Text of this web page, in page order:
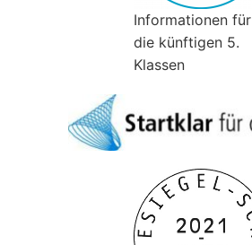
Informationen für
die künftigen 5.
Klassen